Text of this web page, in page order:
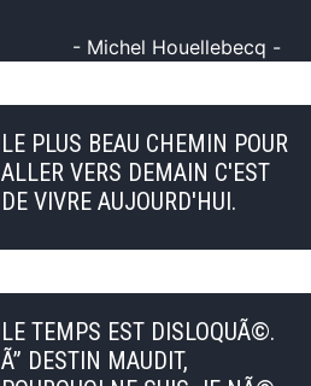
- Michel Houellebecq -
LE PLUS BEAU CHEMIN POUR
ALLER VERS DEMAIN C'EST
DE VIVRE AUJOURD'HUI.
LE TEMPS EST DISLOQUÃ©.
Ã” DESTIN MAUDIT,